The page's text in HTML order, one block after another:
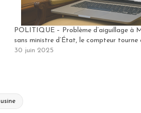
POLITIQUE – Problème d’aiguillage à
sans ministre d’État, le compteur tourne
30 juin 2025
usine